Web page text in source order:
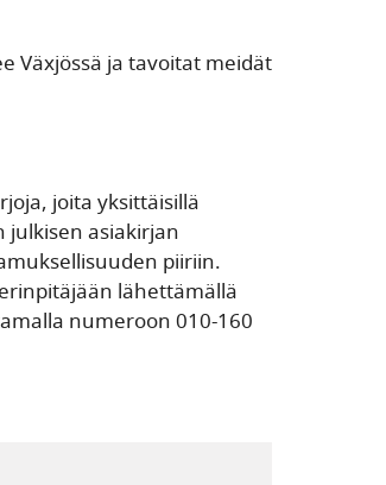
Växjössä ja tavoitat meidät
joita yksittäisillä
julkisen asiakirjan
piiriin.
lähettämällä
numeroon 010-160